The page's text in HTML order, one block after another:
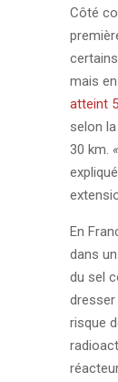
Côté
mais
atteint
selon
30 km.
En
dans un
du sel
risque